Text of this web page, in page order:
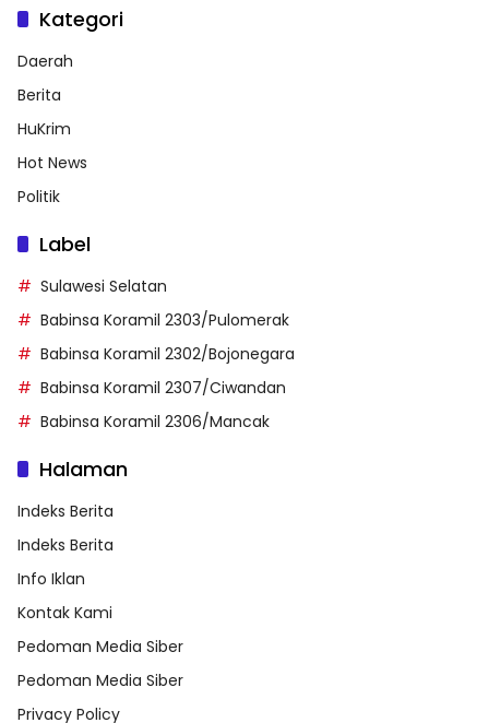
Kategori
Daerah
Berita
HuKrim
Hot News
Politik
Label
Sulawesi Selatan
Babinsa Koramil 2303/Pulomerak
Babinsa Koramil 2302/Bojonegara
Babinsa Koramil 2307/Ciwandan
Babinsa Koramil 2306/Mancak
Halaman
Indeks Berita
Indeks Berita
Info Iklan
Kontak Kami
Pedoman Media Siber
Pedoman Media Siber
Privacy Policy